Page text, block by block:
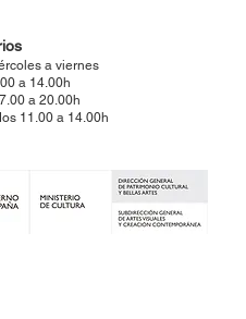
a viernes
a 14.00h
a 20.00h
11.00 a 14.00h